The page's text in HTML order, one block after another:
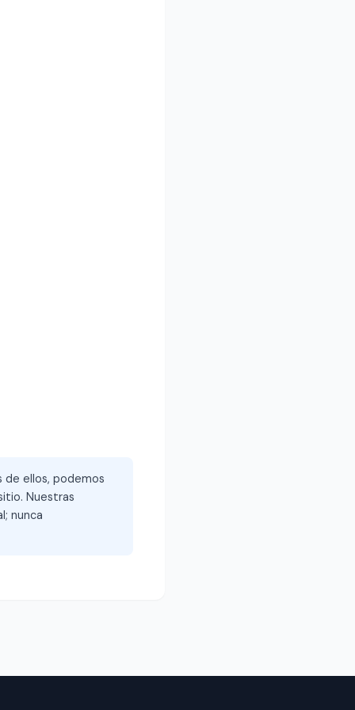
de ellos, podemos
Nuestras
nunca